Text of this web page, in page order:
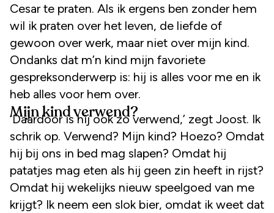
Cesar te praten. Als ik ergens ben zonder hem
wil ik praten over het leven, de liefde of
gewoon over werk, maar niet over mijn kind.
Ondanks dat m’n kind mijn favoriete
gespreksonderwerp is: hij is alles voor me en ik
heb alles voor hem over.
Mijn kind verwend?
‘Daardoor is hij ook zo verwend,’ zegt Joost. Ik
schrik op. Verwend? Mijn kind? Hoezo? Omdat
hij bij ons in bed mag slapen? Omdat hij
patatjes mag eten als hij geen zin heeft in rijst?
Omdat hij wekelijks nieuw speelgoed van me
krijgt? Ik neem een slok bier, omdat ik weet dat